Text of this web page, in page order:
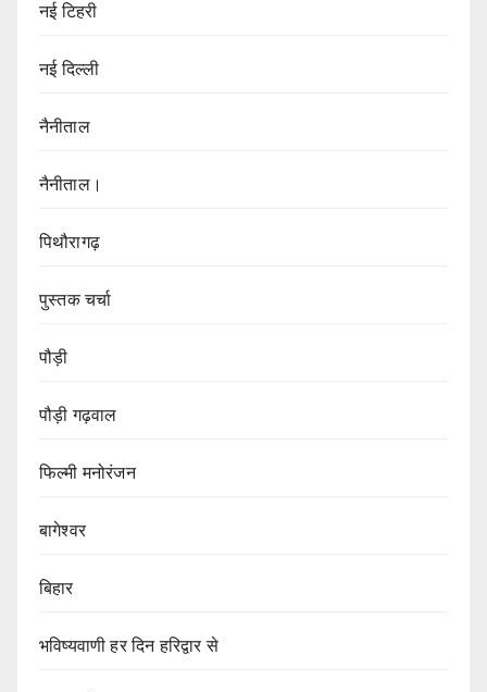
नई टिहरी
नई दिल्ली
नैनीताल
नैनीताल।
पिथौरागढ़
पुस्तक चर्चा
पौड़ी
पौड़ी गढ़वाल
फिल्मी मनोरंजन
बागेश्वर
बिहार
भविष्यवाणी हर दिन हरिद्वार से